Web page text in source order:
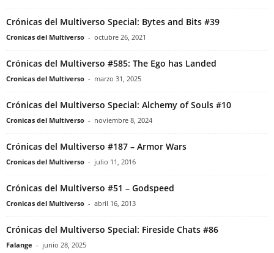
Crónicas del Multiverso Special: Bytes and Bits #39
Cronicas del Multiverso - octubre 26, 2021
Crónicas del Multiverso #585: The Ego has Landed
Cronicas del Multiverso - marzo 31, 2025
Crónicas del Multiverso Special: Alchemy of Souls #10
Cronicas del Multiverso - noviembre 8, 2024
Crónicas del Multiverso #187 – Armor Wars
Cronicas del Multiverso - julio 11, 2016
Crónicas del Multiverso #51 – Godspeed
Cronicas del Multiverso - abril 16, 2013
Crónicas del Multiverso Special: Fireside Chats #86
Falange - junio 28, 2025